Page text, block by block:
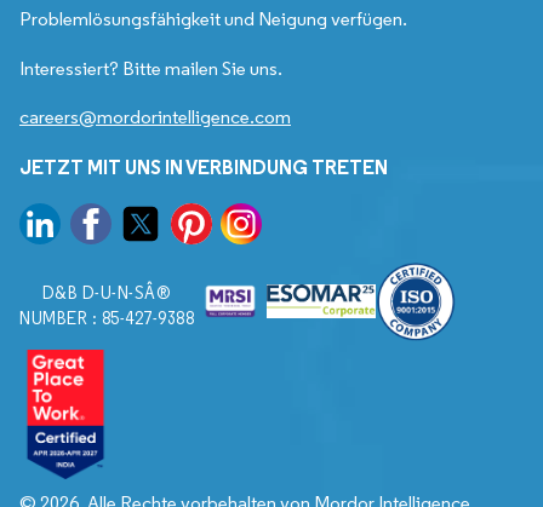
Problemlösungsfähigkeit und Neigung verfügen.
Interessiert? Bitte mailen Sie uns.
careers@mordorintelligence.com
JETZT MIT UNS IN VERBINDUNG TRETEN
D&B D-U-N-SÂ®
NUMBER : 85-427-9388